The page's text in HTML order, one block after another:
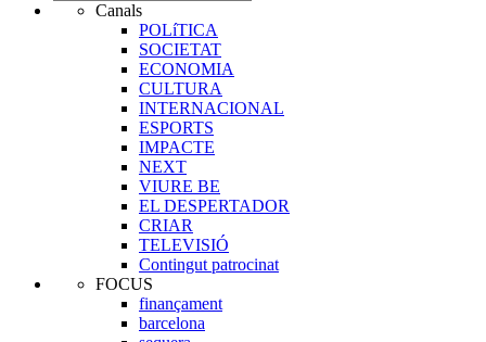
Canals
POLíTICA
SOCIETAT
ECONOMIA
CULTURA
INTERNACIONAL
ESPORTS
IMPACTE
NEXT
VIURE BE
EL DESPERTADOR
CRIAR
TELEVISIÓ
Contingut patrocinat
FOCUS
finançament
barcelona